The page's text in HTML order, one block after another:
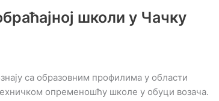
школи у Чачку
са образовним профилима у области
опременошћу школе у обуци возача.